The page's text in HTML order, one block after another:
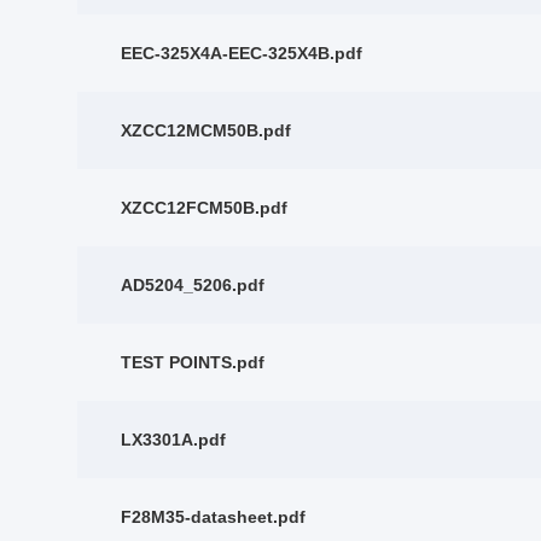
EEC-325X4A-EEC-325X4B.pdf
XZCC12MCM50B.pdf
XZCC12FCM50B.pdf
AD5204_5206.pdf
TEST POINTS.pdf
LX3301A.pdf
F28M35-datasheet.pdf